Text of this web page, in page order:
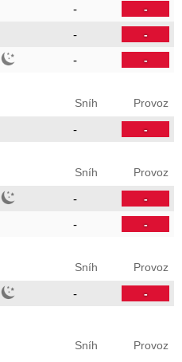
- -
- -
- -
Sníh Provoz
- -
Sníh Provoz
- -
- -
Sníh Provoz
- -
Sníh Provoz